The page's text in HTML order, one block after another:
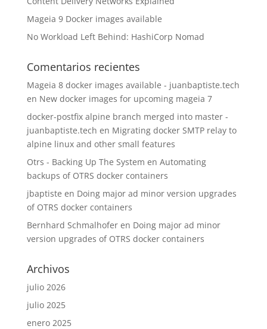
Mageia 9 Docker images available
No Workload Left Behind: HashiCorp Nomad
Comentarios recientes
Mageia 8 docker images available - juanbaptiste.tech
en New docker images for upcoming mageia 7
docker-postfix alpine branch merged into master -
juanbaptiste.tech en Migrating docker SMTP relay to
alpine linux and other small features
Otrs - Backing Up The System en Automating
backups of OTRS docker containers
jbaptiste en Doing major ad minor version upgrades
of OTRS docker containers
Bernhard Schmalhoferen Doing major ad minor
version upgrades of OTRS docker containers
Archivos
julio 2026
julio 2025
enero 2025